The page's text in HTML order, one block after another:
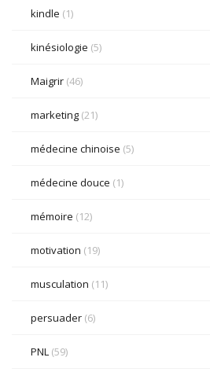
kindle (1)
kinésiologie (5)
Maigrir (46)
marketing (21)
médecine chinoise (5)
médecine douce (1)
mémoire (12)
motivation (19)
musculation (11)
persuader (6)
PNL (59)